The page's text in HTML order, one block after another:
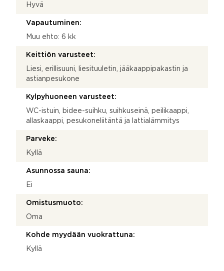
Hyvä
Vapautuminen:
Muu ehto: 6 kk
Keittiön varusteet:
Liesi, erillisuuni, liesituuletin, jääkaappipakastin ja
astianpesukone
Kylpyhuoneen varusteet:
WC-istuin, bidee-suihku, suihkuseinä, peilikaappi,
allaskaappi, pesukoneliitäntä ja lattialämmitys
Parveke:
Kyllä
Asunnossa sauna:
Ei
Omistusmuoto:
Oma
Kohde myydään vuokrattuna:
Kyllä